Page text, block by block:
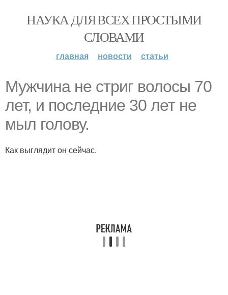
НАУКА ДЛЯ ВСЕХ ПРОСТЫМИ
СЛОВАМИ
главная новости статьи
Мужчина не стриг волосы 70
лет, и последние 30 лет не
мыл голову.
Как выглядит он сейчас.